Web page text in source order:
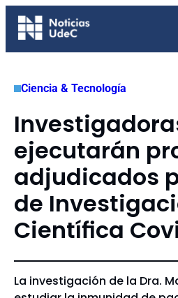
Saltar
Ciencia & Tecnología
ejecutarán
adjudicados
de
Científica
La investigación de la Dra.